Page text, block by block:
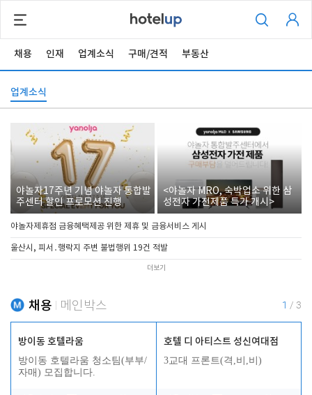
채용 인재 업계소식 구매/견적 부동산
업계소식
야놀자17주년 기념 야놀자 통합발
주센터 할인 프로모션 진행
<야놀자 MRO, 숙박업소 위한 삼
성전자 가전제품 특가 개시>
야놀자제휴점 금융혜택제공 위한 제휴 및 금융서비스 게시
울산시, 피서․행락지 주변 불법행위 19건 적발
더보기
채용 메인박스 1 / 3
방이동 호텔라움
방이동 호텔라움 청소팀(부부/
자매) 모집합니다.
호텔 디 아티스트 성신여대점
3교대 프론트(격,비,비)